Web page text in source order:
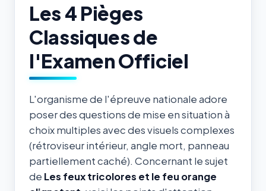
Les 4 Pièges
Classiques de
l'Examen Officiel
L'organisme de l'épreuve nationale adore
poser des questions de mise en situation à
choix multiples avec des visuels complexes
(rétroviseur intérieur, angle mort, panneau
partiellement caché). Concernant le sujet
de Les feux tricolores et le feu orange